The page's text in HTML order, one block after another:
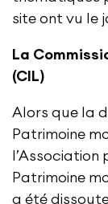
site ont vu le
La
(CIL)
Alors que la
Patrimoine
l’Association
Patrimoine
a été